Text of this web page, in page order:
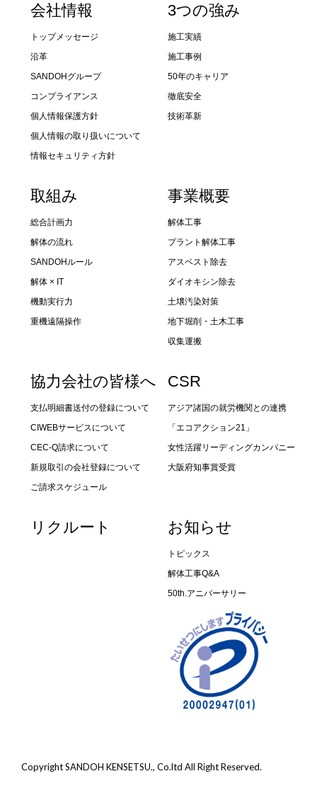
会社情報
トップメッセージ
沿革
SANDOHグループ
コンプライアンス
個人情報保護方針
個人情報の取り扱いについて
情報セキュリティ方針
3つの強み
施工実績
施工事例
50年のキャリア
徹底安全
技術革新
取組み
総合計画力
解体の流れ
SANDOHルール
解体 × IT
機動実行力
重機遠隔操作
事業概要
解体工事
プラント解体工事
アスベスト除去
ダイオキシン除去
土壌汚染対策
地下堀削・土木工事
収集運搬
協力会社の皆様へ
支払明細書送付の登録について
CIWEBサービスについて
CEC-Q請求について
新規取引の会社登録について
ご請求スケジュール
CSR
アジア諸国の就労機関との連携
「エコアクション21」
女性活躍リーディングカンパニー
大阪府知事賞受賞
リクルート お知らせ
トピックス
解体工事Q&A
50th.アニバーサリー
Copyright SANDOH KENSETSU., Co.ltd All Right Reserved.